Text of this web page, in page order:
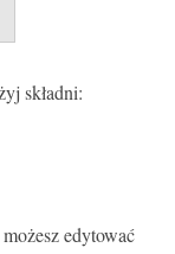
składni:
edytować